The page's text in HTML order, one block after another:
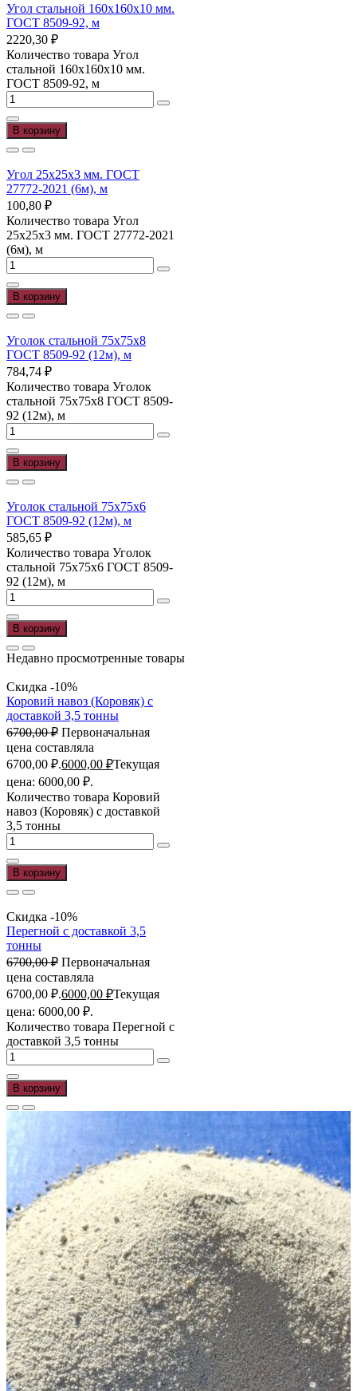
Угол стальной 160х160х10 мм.
ГОСТ 8509-92, м
2220,30 ₽
Количество товара Угол
стальной 160х160х10 мм.
ГОСТ 8509-92, м
В корзину
Угол 25х25х3 мм. ГОСТ
27772-2021 (6м), м
100,80 ₽
Количество товара Угол
25х25х3 мм. ГОСТ 27772-2021
(6м), м
В корзину
Уголок стальной 75х75х8
ГОСТ 8509-92 (12м), м
784,74 ₽
Количество товара Уголок
стальной 75х75х8 ГОСТ 8509-
92 (12м), м
В корзину
Уголок стальной 75х75х6
ГОСТ 8509-92 (12м), м
585,65 ₽
Количество товара Уголок
стальной 75х75х6 ГОСТ 8509-
92 (12м), м
В корзину
Недавно просмотренные товары
Скидка -10%
Коровий навоз (Коровяк) с
доставкой 3,5 тонны
6700,00₽ Первоначальная
цена составляла
6700,00 ₽.6000,00 ₽Текущая
цена: 6000,00 ₽.
Количество товара Коровий
навоз (Коровяк) с доставкой
3,5 тонны
В корзину
Скидка -10%
Перегной с доставкой 3,5
тонны
6700,00₽ Первоначальная
цена составляла
6700,00 ₽.6000,00 ₽Текущая
цена: 6000,00 ₽.
Количество товара Перегной с
доставкой 3,5 тонны
В корзину